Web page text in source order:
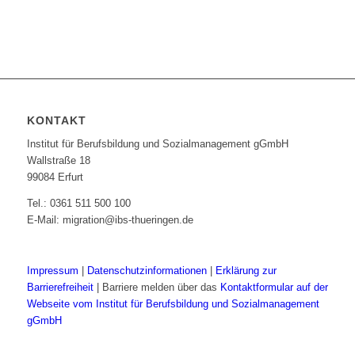
KONTAKT
Institut für Berufsbildung und Sozialmanagement gGmbH
Wallstraße 18
99084 Erfurt
Tel.: 0361 511 500 100
E-Mail: migration@ibs-thueringen.de
Impressum | Datenschutzinformationen| Erklärung zur
Barrierefreiheit| Barriere melden über das Kontaktformular auf der
Webseite vom Institut für Berufsbildung und Sozialmanagement
gGmbH